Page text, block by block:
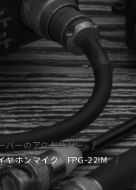
バーのアクセサリー
ヤホンマイク FPG-22IM